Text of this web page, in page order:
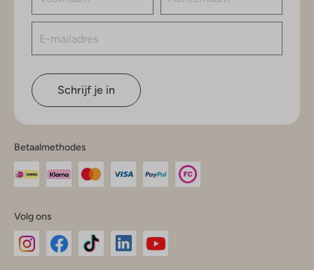
Schrijf je in
Betaalmethodes
Volg ons